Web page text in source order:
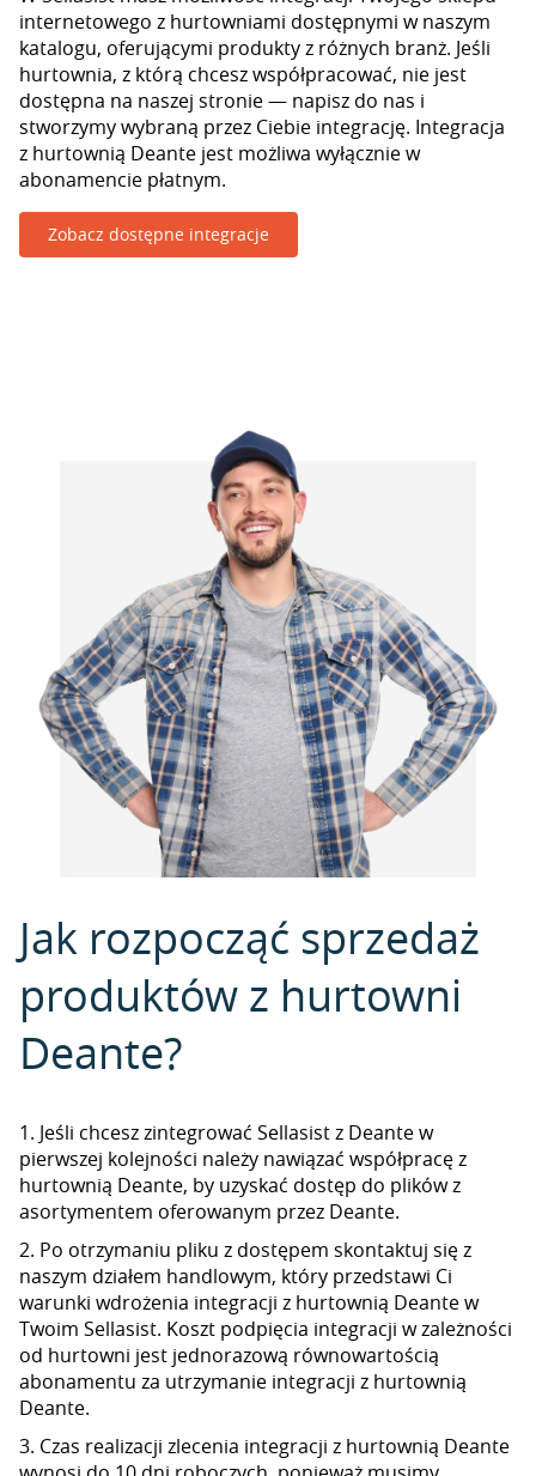
internetowego z hurtowniami dostępnymi w naszym
katalogu, oferującymi produkty z różnych branż. Jeśli
hurtownia, z którą chcesz współpracować, nie jest
dostępna na naszej stronie — napisz do nas i
stworzymy wybraną przez Ciebie integrację. Integracja
z hurtownią Deante jest możliwa wyłącznie w
abonamencie płatnym.
Zobacz dostępne integracje
Jak rozpocząć sprzedaż
produktów z hurtowni
Deante?
1. Jeśli chcesz zintegrować Sellasist z Deante w
pierwszej kolejności należy nawiązać współpracę z
hurtownią Deante, by uzyskać dostęp do plików z
asortymentem oferowanym przez Deante.
2. Po otrzymaniu pliku z dostępem skontaktuj się z
naszym działem handlowym, który przedstawi Ci
warunki wdrożenia integracji z hurtownią Deante w
Twoim Sellasist. Koszt podpięcia integracji w zależności
od hurtowni jest jednorazową równowartością
abonamentu za utrzymanie integracji z hurtownią
Deante.
3. Czas realizacji zlecenia integracji z hurtownią Deante